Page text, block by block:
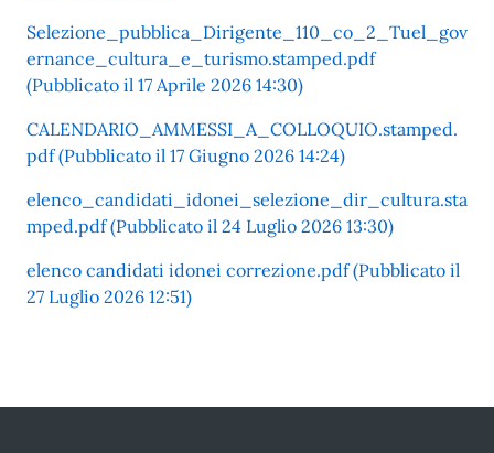
Selezione_pubblica_Dirigente_110_co_2_Tuel_gov
ernance_cultura_e_turismo.stamped.pdf
(Pubblicato il 17 Aprile 2026 14:30)
CALENDARIO_AMMESSI_A_COLLOQUIO.stamped.
pdf (Pubblicato il 17 Giugno 2026 14:24)
elenco_candidati_idonei_selezione_dir_cultura.sta
mped.pdf (Pubblicato il 24 Luglio 2026 13:30)
elenco candidati idonei correzione.pdf (Pubblicato il
27 Luglio 2026 12:51)